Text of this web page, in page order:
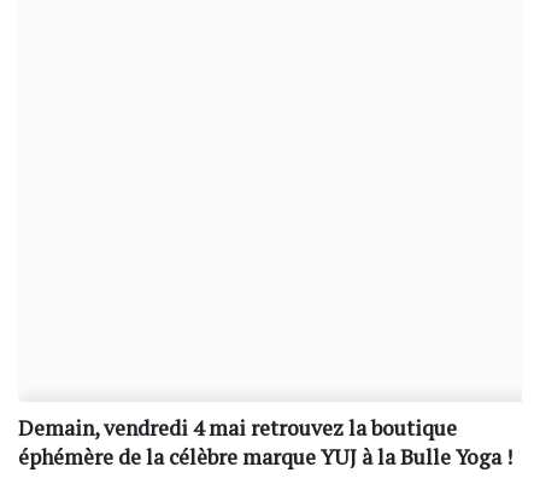
Demain, vendredi 4 mai retrouvez la boutique
éphémère de la célèbre marque YUJ à la Bulle Yoga !